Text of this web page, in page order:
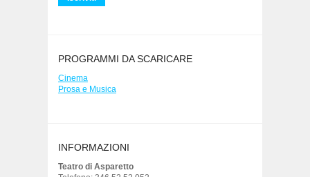
PROGRAMMI DA SCARICARE
Cinema
Prosa e Musica
INFORMAZIONI
Teatro di Asparetto